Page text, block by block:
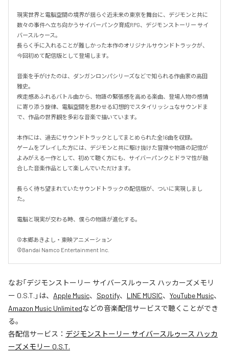
現実世界と電脳空間の境界が揺らぐ近未来の東京を舞台に、デジモンと共に
数々の事件へ立ち向かうサイバーパンク育成RPG、デジモンストーリー サイ
バースルゥース。
長らく手に入れることが難しかった本作のオリジナルサウンドトラックが、
今回初めて配信版として登場します。
音楽を手がけたのは、ダンガンロンパシリーズなどで知られる作曲家の高田
雅史。
疾走感あふれるバトル曲から、物語の緊張感を高める楽曲、登場人物の感情
に寄り添う旋律、電脳空間を思わせる幻想的でスタイリッシュなサウンドま
で、作品の世界観を多彩な音楽で描いています。
本作には、過去にサウンドトラックとしてまとめられた全16曲を収録。
ゲームをプレイした方には、デジモンと共に駆け抜けた冒険や物語の記憶が
よみがえる一作として、初めて聴く方にも、サイバーパンクとドラマ性が融
合した音楽作品として楽しんでいただけます。
長らく待ち望まれていたサウンドトラックの配信版が、ついに実現しまし
た。
電脳と現実が交わる時、僕らの物語が進化する。
©本郷あきよし・東映アニメーション
©Bandai Namco Entertainment Inc.
なお「デジモンストーリー サイバースルゥース ハッカーズメモリ
ー O.S.T. 」は、 Apple Music、 Spotify、 LINE MUSIC、 YouTube Music、
Amazon Music Unlimitedなどの音楽配信サービスで聴くことができ
る。
各配信サービス： デジモンストーリー サイバースルゥース ハッカ
ーズメモリー O.S.T.